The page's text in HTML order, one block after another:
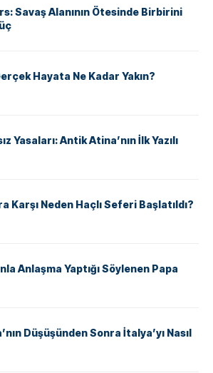
Savaş Alanının Ötesinde Birbirini
Hayata Ne Kadar Yakın?
Yasaları: Antik Atina’nın İlk Yazılı
Karşı Neden Haçlı Seferi Başlatıldı?
Anlaşma Yaptığı Söylenen Papa
Düşüşünden Sonra İtalya’yı Nasıl